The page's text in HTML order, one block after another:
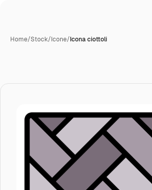
Home/Stock/Icone/Icona ciottoli